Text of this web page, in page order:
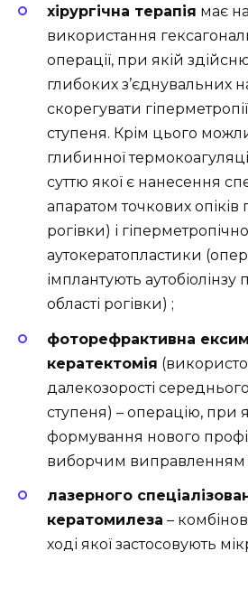
хірургічна терапія має
використання
операції, при якій
глибоких з’єднувальних
скорегувати
ступеня. Крім цього
глибинної
суттю якої є нанесення
апаратом точкових опіків
рогівки) і
аутокератопластики
імплантують аутобіолінзу
області рогівки) ;
фоторефрактивна
кератектомія
далекозорості
ступеня) – операцію, при
формування нового
виборчим виправленням
лазерного
кератомилеза –
ході якої застосовують